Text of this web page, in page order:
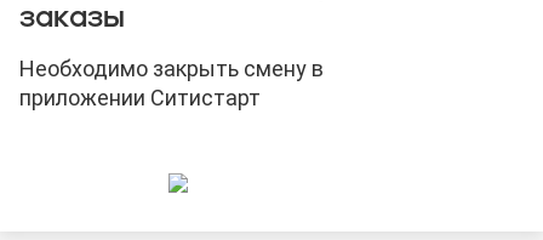
заказы
Необходимо закрыть смену в
приложении Ситистарт